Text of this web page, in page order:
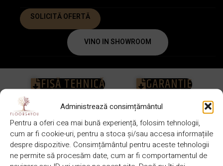
Administrează consimțământul
Pentru a oferi cea mai bună experiență, folosim tehnologii,
cum ar fi cookie-uri, pentru a stoca și/sau accesa informațiile
despre dispozitive. Consimțământul pentru aceste tehnologii
ne permite să procesăm date, cum ar fi comportamentul de
SOLICITĂ OFERTĂ
VINO IN SHOWROOM
FIȘĂ TEHNICĂ GARANȚIE
DESCRIERE
BRAND Lalegno DIMENSIUNE
1900 x 190
x 10/3 mm